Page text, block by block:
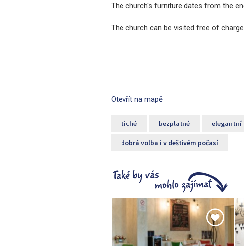
The church's furniture dates from the
The church can be visited free of
Otevřít na mapě
tiché bezplatné elegantní
dobrá volba i v deštivém počasí